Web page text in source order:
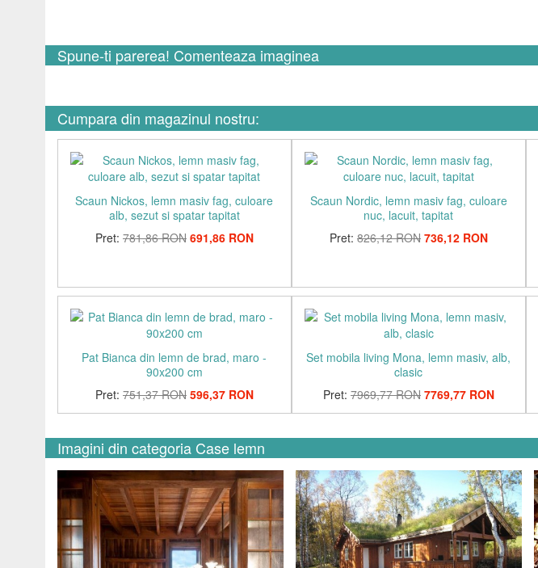
Spune-ti parerea! Comenteaza imaginea
Cumpara din magazinul nostru:
Scaun Nickos, lemn masiv fag, culoare
alb, sezut si spatar tapitat
Pret: 781,86 RON 691,86 RON
Scaun Nordic, lemn masiv fag, culoare
nuc, lacuit, tapitat
Pret: 826,12 RON 736,12 RON
Pat Bianca din lemn de brad, maro -
90x200 cm
Pret: 751,37 RON 596,37 RON
Set mobila living Mona, lemn masiv, alb,
clasic
Pret: 7969,77 RON 7769,77 RON
Imagini din categoria Case lemn